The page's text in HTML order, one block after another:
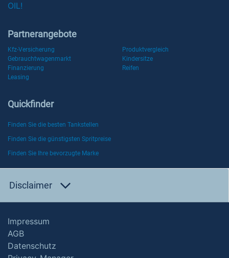
OIL!
Partnerangebote
Kfz-Versicherung
Produktvergleich
Gebrauchtwagenmarkt
Kindersitze
Finanzierung
Reifen
Leasing
Quickfinder
Finden Sie die besten Tankstellen
Finden Sie die günstigsten Spritpreise
Finden Sie Ihre bevorzugte Marke
Disclaimer
Impressum
AGB
Datenschutz